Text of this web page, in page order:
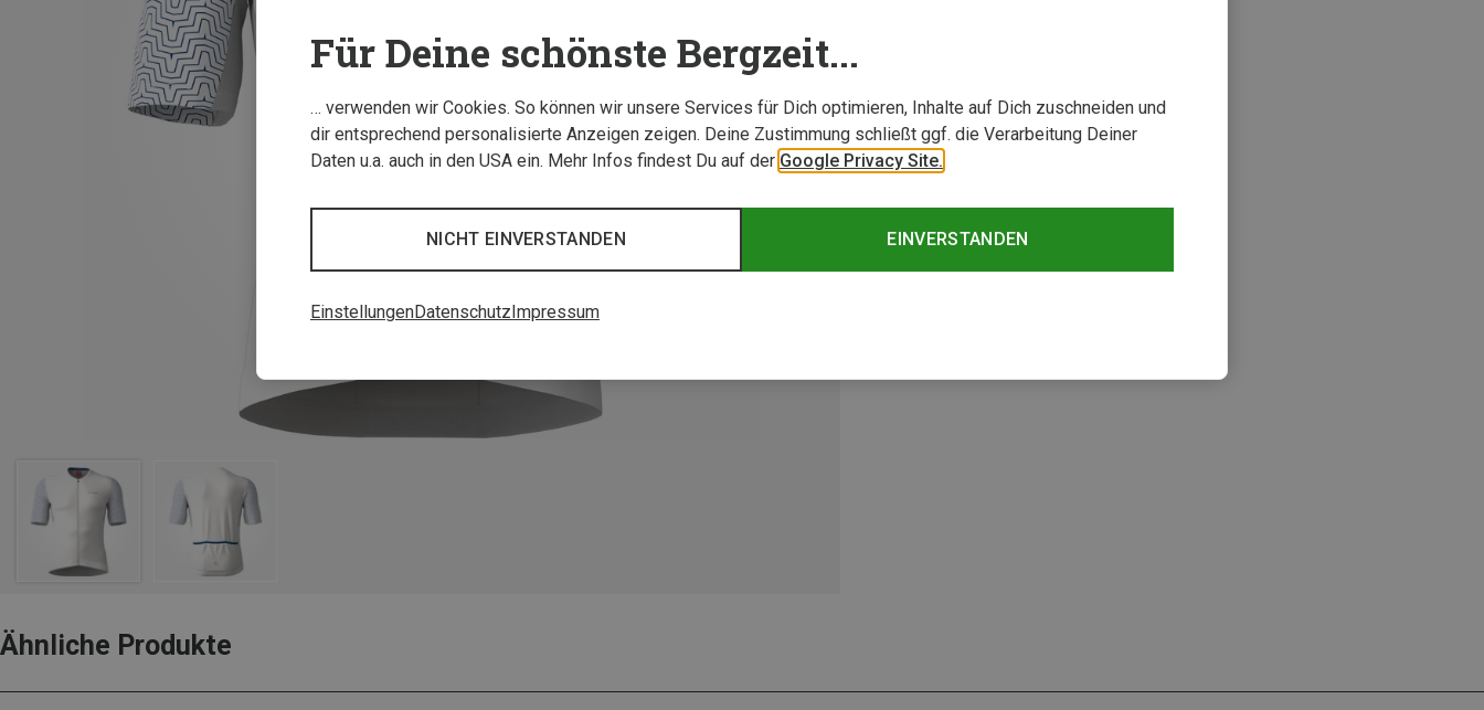
Ähnliche Produkte
Für Deine schönste Bergzeit...
… verwenden wir Cookies. So können wir unsere Services für Dich optimieren, Inhalte auf Dich zuschneiden und
dir entsprechend personalisierte Anzeigen zeigen. Deine Zustimmung schließt ggf. die Verarbeitung Deiner
Daten u.a. auch in den USA ein. Mehr Infos findest Du auf der Google Privacy Site.
EINVERSTANDEN
NICHT EINVERSTANDEN
EinstellungenDatenschutz Impressum